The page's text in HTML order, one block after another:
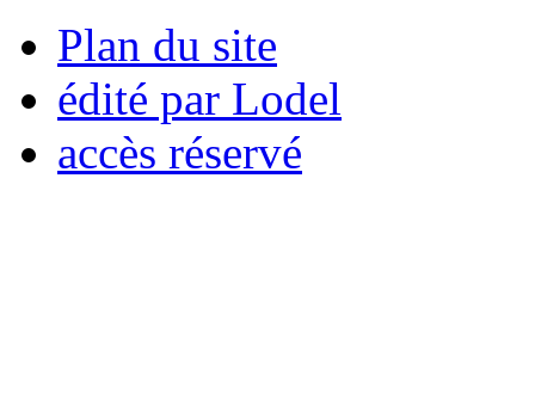
Plan du site
édité par Lodel
accès réservé